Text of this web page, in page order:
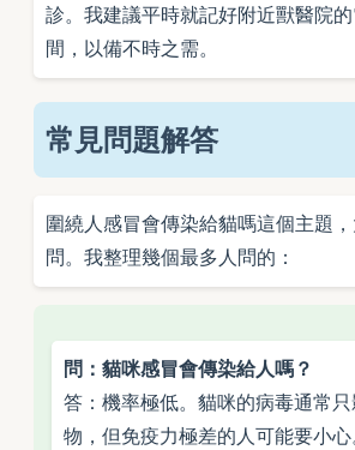
診。我建議平時就記好附近獸醫院
間，以備不時之需。
常見問題解答
圍繞人感冒會傳染給貓嗎這個主題
問。我整理幾個最多人問的：
問：貓咪感冒會傳染給人嗎？
答：機率極低。貓咪的病毒通常
物，但免疫力極差的人可能要小心